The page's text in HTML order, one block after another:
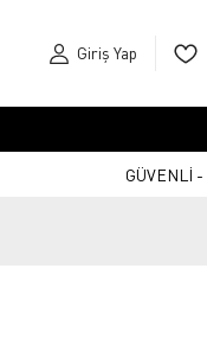
Giriş Yap
GÜVENLİ -